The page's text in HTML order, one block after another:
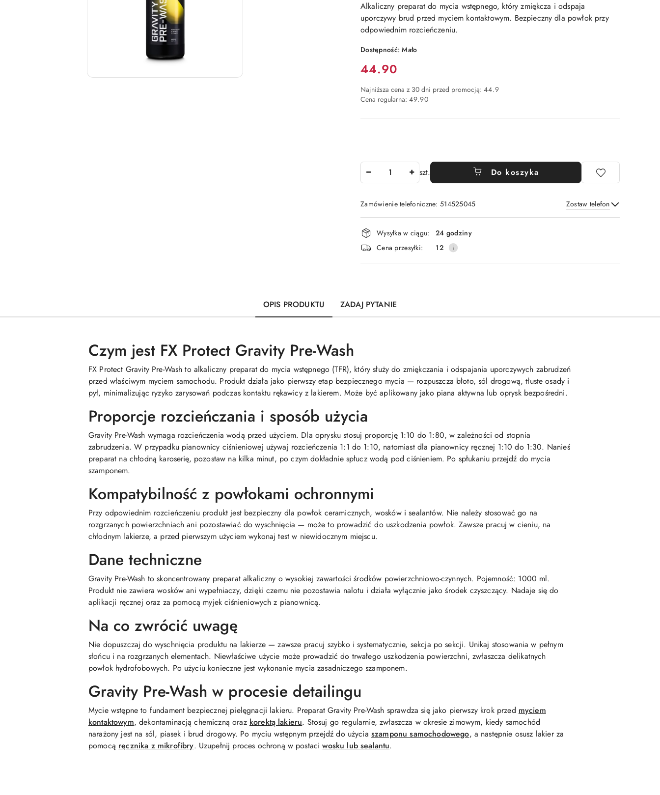
Alkaliczny preparat do mycia wstępnego, który zmiękcza i odspaja
uporczywy brud przed myciem kontaktowym. Bezpieczny dla powłok przy
odpowiednim rozcieńczeniu.
Dostępność:Mało
Cena:
44.90
Najniższa cena z 30 dni przed promocją: 44.9
Cena regularna: 49.90
szt. Do koszyka
Zamówienie telefoniczne: 514525045 Zostaw telefon
Wyślij
Dostępność
i
dostawa
Wysyłka w ciągu:
24 godziny
Cena przesyłki:
12
OPIS PRODUKTU ZADAJ PYTANIE
Czym jest FX Protect Gravity Pre-Wash
FX Protect Gravity Pre-Wash to alkaliczny preparat do mycia wstępnego (TFR), który służy do zmiękczania i odspajania uporczywych zabrudzeń
przed właściwym myciem samochodu. Produkt działa jako pierwszy etap bezpiecznego mycia — rozpuszcza błoto, sól drogową, tłuste osady i
pył, minimalizując ryzyko zarysowań podczas kontaktu rękawicy z lakierem. Może być aplikowany jako piana aktywna lub oprysk bezpośredni.
Proporcje rozcieńczania i sposób użycia
Gravity Pre-Wash wymaga rozcieńczenia wodą przed użyciem. Dla oprysku stosuj proporcję 1:10 do 1:80, w zależności od stopnia
zabrudzenia. W przypadku pianownicy ciśnieniowej używaj rozcieńczenia 1:1 do 1:10, natomiast dla pianownicy ręcznej 1:10 do 1:30. Nanieś
preparat na chłodną karoserię, pozostaw na kilka minut, po czym dokładnie spłucz wodą pod ciśnieniem. Po spłukaniu przejdź do mycia
szamponem.
Kompatybilność z powłokami ochronnymi
Przy odpowiednim rozcieńczeniu produkt jest bezpieczny dla powłok ceramicznych, wosków i sealantów. Nie należy stosować go na
rozgrzanych powierzchniach ani pozostawiać do wyschnięcia — może to prowadzić do uszkodzenia powłok. Zawsze pracuj w cieniu, na
chłodnym lakierze, a przed pierwszym użyciem wykonaj test w niewidocznym miejscu.
Dane techniczne
Gravity Pre-Wash to skoncentrowany preparat alkaliczny o wysokiej zawartości środków powierzchniowo-czynnych. Pojemność: 1000 ml.
Produkt nie zawiera wosków ani wypełniaczy, dzięki czemu nie pozostawia nalotu i działa wyłącznie jako środek czyszczący. Nadaje się do
aplikacji ręcznej oraz za pomocą myjek ciśnieniowych z pianownicą.
Na co zwrócić uwagę
Nie dopuszczaj do wyschnięcia produktu na lakierze — zawsze pracuj szybko i systematycznie, sekcja po sekcji. Unikaj stosowania w pełnym
słońcu i na rozgrzanych elementach. Niewłaściwe użycie może prowadzić do trwałego uszkodzenia powierzchni, zwłaszcza delikatnych
powłok hydrofobowych. Po użyciu konieczne jest wykonanie mycia zasadniczego szamponem.
Gravity Pre-Wash w procesie detailingu
Mycie wstępne to fundament bezpiecznej pielęgnacji lakieru. Preparat Gravity Pre-Wash sprawdza się jako pierwszy krok przed myciem
kontaktowym, dekontaminacją chemiczną oraz korektą lakieru. Stosuj go regularnie, zwłaszcza w okresie zimowym, kiedy samochód
narażony jest na sól, piasek i brud drogowy. Po myciu wstępnym przejdź do użycia szamponu samochodowego, a następnie osusz lakier za
pomocą ręcznika z mikrofibry. Uzupełnij proces ochroną w postaciwosku lub sealantu.